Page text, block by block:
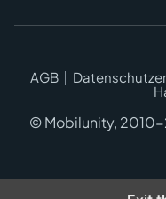
AGB
© Mobilunity,